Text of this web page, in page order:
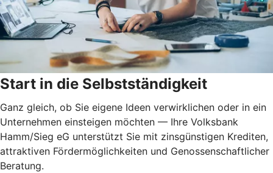
Start in die Selbstständigkeit
Ganz gleich, ob Sie eigene Ideen verwirklichen oder in ein
Unternehmen einsteigen möchten — Ihre Volksbank
Hamm/Sieg eG unterstützt Sie mit zinsgünstigen Krediten,
attraktiven Fördermöglichkeiten und Genossenschaftlicher
Beratung.